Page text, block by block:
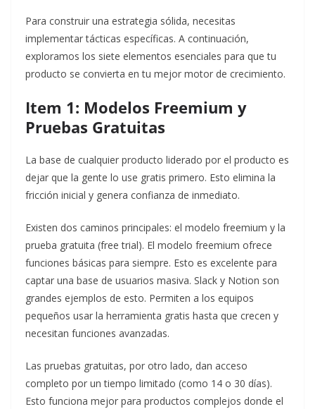
Para construir una estrategia sólida, necesitas
implementar tácticas específicas. A continuación,
exploramos los siete elementos esenciales para que tu
producto se convierta en tu mejor motor de crecimiento.
Item 1: Modelos Freemium y
Pruebas Gratuitas
La base de cualquier producto liderado por el producto es
dejar que la gente lo use gratis primero. Esto elimina la
fricción inicial y genera confianza de inmediato.
Existen dos caminos principales: el modelo freemium y la
prueba gratuita (free trial). El modelo freemium ofrece
funciones básicas para siempre. Esto es excelente para
captar una base de usuarios masiva. Slack y Notion son
grandes ejemplos de esto. Permiten a los equipos
pequeños usar la herramienta gratis hasta que crecen y
necesitan funciones avanzadas.
Las pruebas gratuitas, por otro lado, dan acceso
completo por un tiempo limitado (como 14 o 30 días).
Esto funciona mejor para productos complejos donde el